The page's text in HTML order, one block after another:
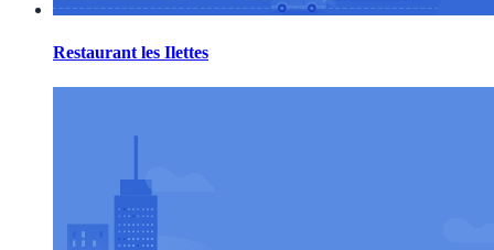
Restaurant les Ilettes